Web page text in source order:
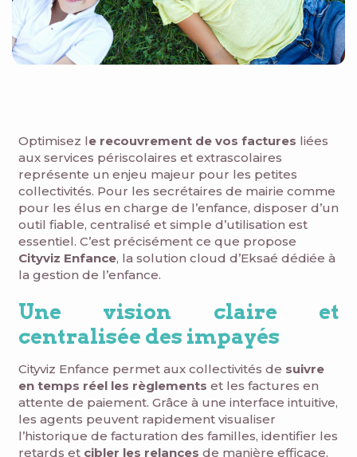
Optimisez le recouvrement de vos factures liées
aux services périscolaires et extrascolaires
représente un enjeu majeur pour les petites
collectivités. Pour les secrétaires de mairie comme
pour les élus en charge de l’enfance, disposer d’un
outil fiable, centralisé et simple d’utilisation est
essentiel. C’est précisément ce que propose
Cityviz Enfance, la solution cloud d’Eksaé dédiée à
la gestion de l’enfance.
Une vision claire et
centralisée des impayés
Cityviz Enfance permet aux collectivités de suivre
en temps réel les règlements et les factures en
attente de paiement. Grâce à une interface intuitive,
les agents peuvent rapidement visualiser
l’historique de facturation des familles, identifier les
retards et cibler les relances de manière efficace.